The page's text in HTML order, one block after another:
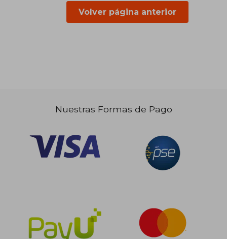
Volver página anterior
Nuestras Formas de Pago